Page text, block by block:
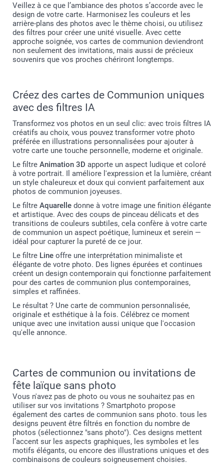
Veillez à ce que l’ambiance des photos s’accorde avec le
design de votre carte. Harmonisez les couleurs et les
arrière-plans des photos avec le thème choisi, ou utilisez
des filtres pour créer une unité visuelle. Avec cette
approche soignée, vos cartes de communion deviendront
non seulement des invitations, mais aussi de précieux
souvenirs que vos proches chériront longtemps.
Créez des cartes de Communion uniques
avec des filtres IA
Transformez vos photos en un seul clic: avec trois filtres IA
créatifs au choix, vous pouvez transformer votre photo
préférée en illustrations personnalisées pour ajouter à
votre carte une touche personnelle, moderne et originale.
Le filtre Animation 3D apporte un aspect ludique et coloré
à votre portrait. Il améliore l'expression et la lumière, créant
un style chaleureux et doux qui convient parfaitement aux
photos de communion joyeuses.
Le filtre Aquarelle donne à votre image une finition élégante
et artistique. Avec des coups de pinceau délicats et des
transitions de couleurs subtiles, cela confère à votre carte
de communion un aspect poétique, lumineux et serein —
idéal pour capturer la pureté de ce jour.
Le filtre Line offre une interprétation minimaliste et
élégante de votre photo. Des lignes épurées et continues
créent un design contemporain qui fonctionne parfaitement
pour des cartes de communion plus contemporaines,
simples et raffinées.
Le résultat ? Une carte de communion personnalisée,
originale et esthétique à la fois. Célébrez ce moment
unique avec une invitation aussi unique que l'occasion
qu'elle annonce.
Cartes de communion ou invitations de
fête laïque sans photo
Vous n'avez pas de photo ou vous ne souhaitez pas en
utiliser sur vos invitations ? Smartphoto propose
également des cartes de communion sans photo. tous les
designs peuvent être filtrés en fonction du nombre de
photos (sélectionnez "sans photo"). Ces designs mettent
l’accent sur les aspects graphiques, les symboles et les
motifs élégants, ou encore des illustrations uniques et des
combinaisons de couleurs soigneusement choisies.